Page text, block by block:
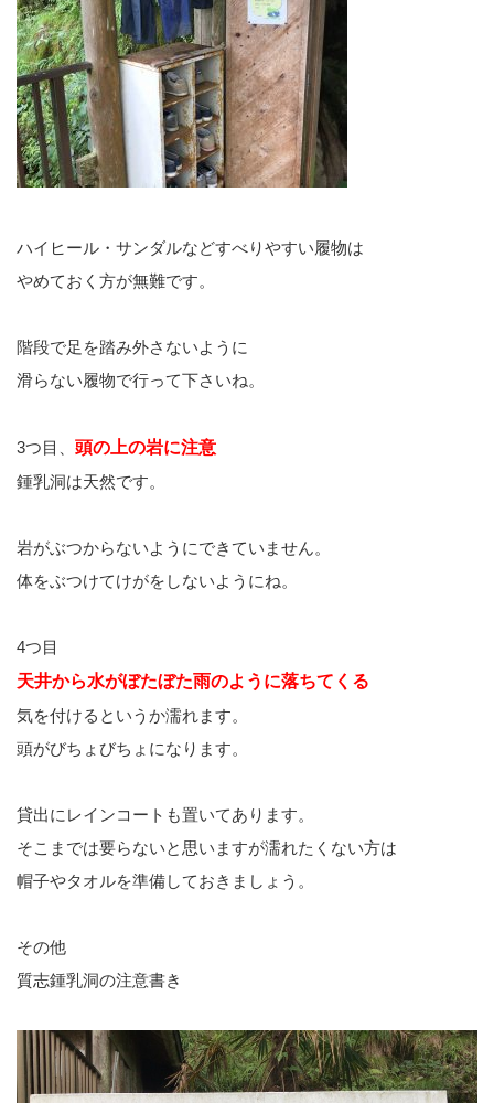
ハイヒール・サンダルなどすべりやすい履物は
やめておく方が無難です。
階段で足を踏み外さないように
滑らない履物で行って下さいね。
3つ目、 頭の上の岩に注意
鍾乳洞は天然です。
岩がぶつからないようにできていません。
体をぶつけてけがをしないようにね。
4つ目
天井から水がぼたぼた雨のように落ちてくる
気を付けるというか濡れます。
頭がびちょびちょになります。
貸出にレインコートも置いてあります。
そこまでは要らないと思いますが濡れたくない方は
帽子やタオルを準備しておきましょう。
その他
質志鍾乳洞の注意書き